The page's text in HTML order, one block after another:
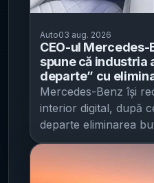
Auto03 aug. 2026
CEO-ul Mercedes-
spune că industria
departe” cu
fizice - compania
volan și promite
butoane, alături
Mercedes-Benz își
interior digital, după
departe eliminarea
direcția anunțată
potrivit IT之家 .